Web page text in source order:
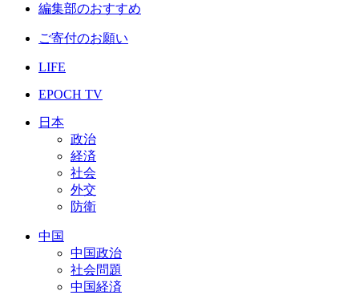
編集部のおすすめ
ご寄付のお願い
LIFE
EPOCH TV
日本
政治
経済
社会
外交
防衛
中国
中国政治
社会問題
中国経済